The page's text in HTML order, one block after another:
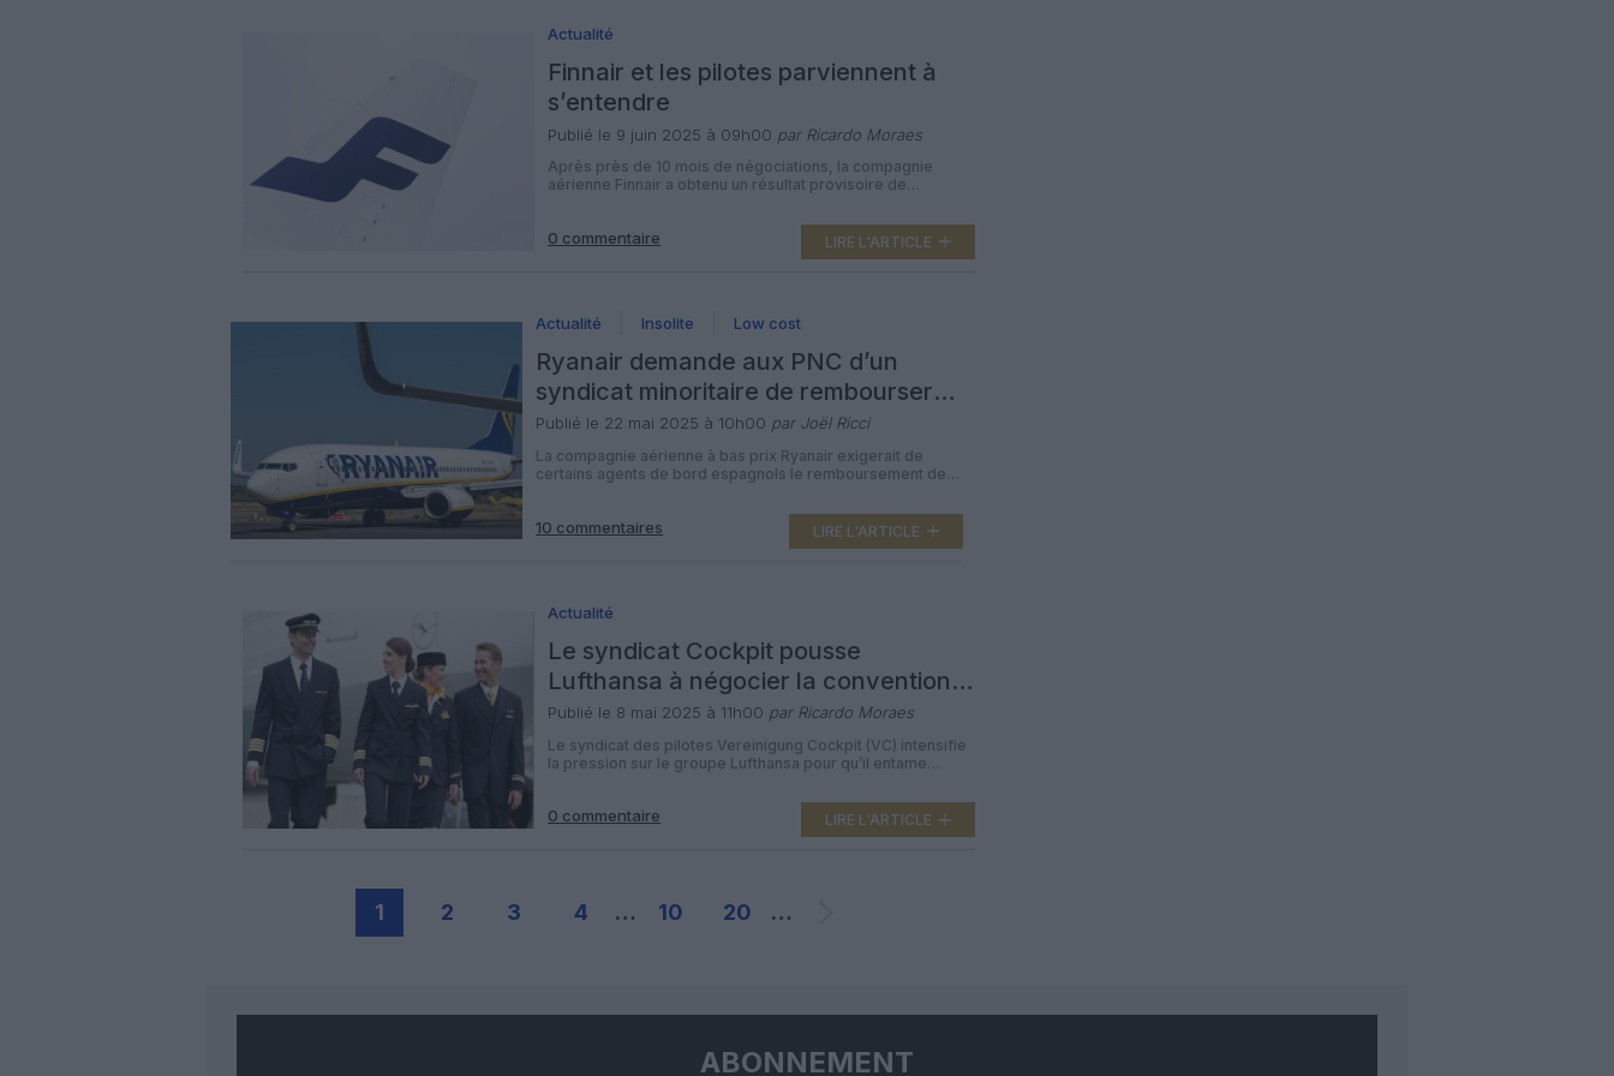
Actualité
Finnair et les pilotes parviennent à
s’entendre
Publié le 9 juin 2025 à 09h00 par Ricardo Moraes
Après près de 10 mois de négociations, la compagnie
aérienne Finnair a obtenu un résultat provisoire de
finlandais (SLL) pour une nouvelle convention collective. Ce
résultat, qui couvre trois ans, la dernière année étant
facultative, doit être approuvé par les administrations des
0 commentaire LIRE L'ARTICLE
Actualité Insolite Low cost
Ryanair demande aux PNC d’un
syndicat minoritaire de rembourser
des augmentations de salaire
Publié le 22 mai 2025 à 10h00 par Joël Ricci
La compagnie aérienne à bas prix Ryanair exigerait de
certains agents de bord espagnols le remboursement de
vigueur d’une nouvelle convention collective l’année
dernière. Selon un syndicat espagnol, Ryanair exige de ses
agents de bord le remboursement de 1 500 à 3 000 euros
10 commentaires LIRE L'ARTICLE
Actualité
Le syndicat Cockpit pousse
Lufthansa à négocier la convention
collective sur les prestations de
retraite
Publié le 8 mai 2025 à 11h00 par Ricardo Moraes
Le syndicat des pilotes Vereinigung Cockpit (VC) intensifie
la pression sur le groupe Lufthansa pour qu’il entame
retraites et des prestations transitoires de ses pilotes.
Après que Lufthansa a déjà résilié et ouvert la convention
collective sur les prestations de retraite, le VC a suivi et a
0 commentaire LIRE L'ARTICLE
1 2 3 4 … 10 20 …
ABONNEMENT